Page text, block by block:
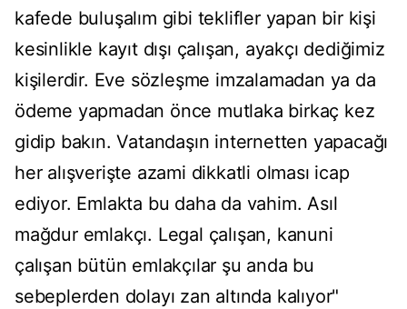
kafede buluşalım gibi teklifler yapan bir kişi
kesinlikle kayıt dışı çalışan, ayakçı dediğimiz
kişilerdir. Eve sözleşme imzalamadan ya da
ödeme yapmadan önce mutlaka birkaç kez
gidip bakın. Vatandaşın internetten yapacağı
her alışverişte azami dikkatli olması icap
ediyor. Emlakta bu daha da vahim. Asıl
mağdur emlakçı. Legal çalışan, kanuni
çalışan bütün emlakçılar şu anda bu
sebeplerden dolayı zan altında kalıyor"